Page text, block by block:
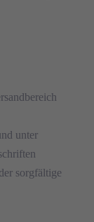
unter
sorgfältige